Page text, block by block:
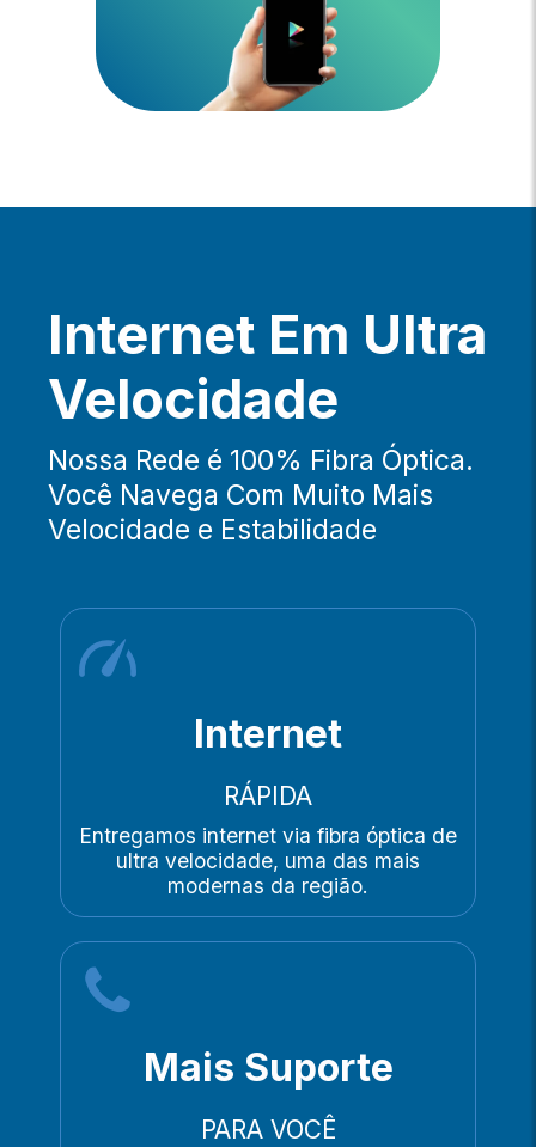
Internet Em Ultra
Velocidade
Nossa Rede é 100% Fibra Óptica.
Você Navega Com Muito Mais
Velocidade e Estabilidade
Internet
RÁPIDA
Entregamos internet via fibra óptica de
ultra velocidade, uma das mais
modernas da região.
Mais Suporte
PARA VOCÊ